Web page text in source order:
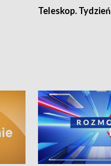
Teleskop. Tydzień